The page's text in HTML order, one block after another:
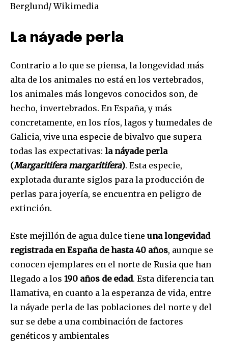
Únete a nuestra comunidad de
suscriptores y sé parte de la
Berglund/ Wikimedia
La náyade perla
Contrario a lo que se piensa, la longevidad más
alta de los animales no está en los vertebrados,
los animales más longevos conocidos son, de
hecho, invertebrados. En España, y más
concretamente, en los ríos, lagos y humedales de
Galicia, vive una especie de bivalvo que supera
todas las expectativas: la náyade perla
(Margaritifera margaritifera). Esta especie,
explotada durante siglos para la producción de
perlas para joyería, se encuentra en peligro de
extinción.
Este mejillón de agua dulce tiene una longevidad
registrada en España de hasta 40 años, aunque se
conocen ejemplares en el norte de Rusia que han
llegado a los 190 años de edad. Esta diferencia tan
llamativa, en cuanto a la esperanza de vida, entre
la náyade perla de las poblaciones del norte y del
sur se debe a una combinación de factores
genéticos y ambientales